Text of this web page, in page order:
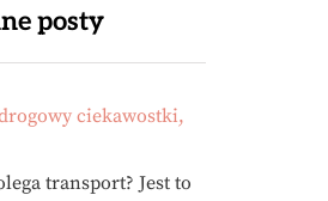
posty
ciekawostki,
transport? Jest to